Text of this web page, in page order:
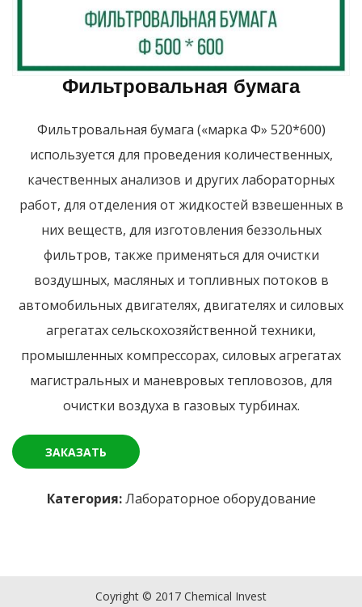
Фильтровальная бумага
Фильтровальная бумага («марка Ф» 520*600)
используется для проведения количественных,
качественных анализов и других лабораторных
работ, для отделения от жидкостей взвешенных в
них веществ, для изготовления беззольных
фильтров, также применяться для очистки
воздушных, масляных и топливных потоков в
автомобильных двигателях, двигателях и силовых
агрегатах сельскохозяйственной техники,
промышленных компрессорах, силовых агрегатах
магистральных и маневровых тепловозов, для
очистки воздуха в газовых турбинах.
ЗАКАЗАТЬ
Категория:Лабораторное оборудование
Coyright © 2017 Chemical Invest